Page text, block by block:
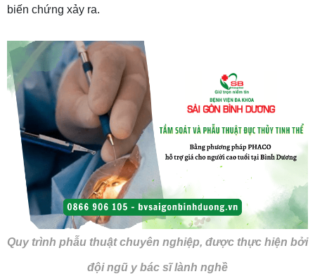
biến chứng xảy ra.
Quy trình phẫu thuật chuyên nghiệp, được thực hiện bởi
đội ngũ y bác sĩ lành nghề